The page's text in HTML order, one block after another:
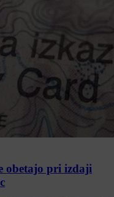
obetajo pri izdaji